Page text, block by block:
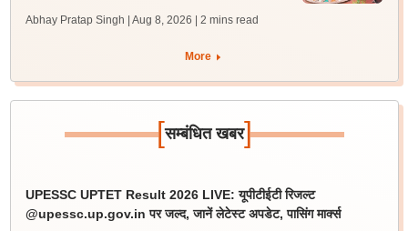
Abhay Pratap Singh | Aug 8, 2026 | 2 mins read
More
[सम्बंधित खबर]
UPESSC UPTET Result 2026 LIVE: यूपीटीईटी रिजल्ट
@upessc.up.gov.in पर जल्द, जानें लेटेस्ट अपडेट, पासिंग मार्क्स